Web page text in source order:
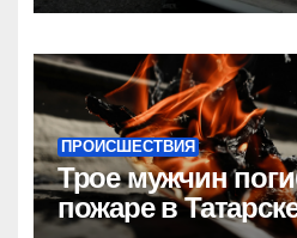
ПРОИСШЕСТВИЯ
Трое мужчин
пожаре в